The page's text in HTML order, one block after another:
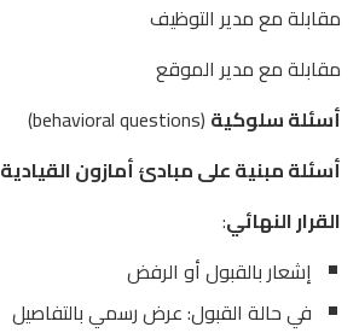
مقابلة مع مدير التوظيف
مقابلة مع مدير الموقع
أسئلة سلوكية (behavioral questions)
أسئلة مبنية على مبادئ أمازون القيادية
القرار النهائي:
إشعار بالقبول أو الرفض
في حالة القبول: عرض رسمي بالتفاصيل